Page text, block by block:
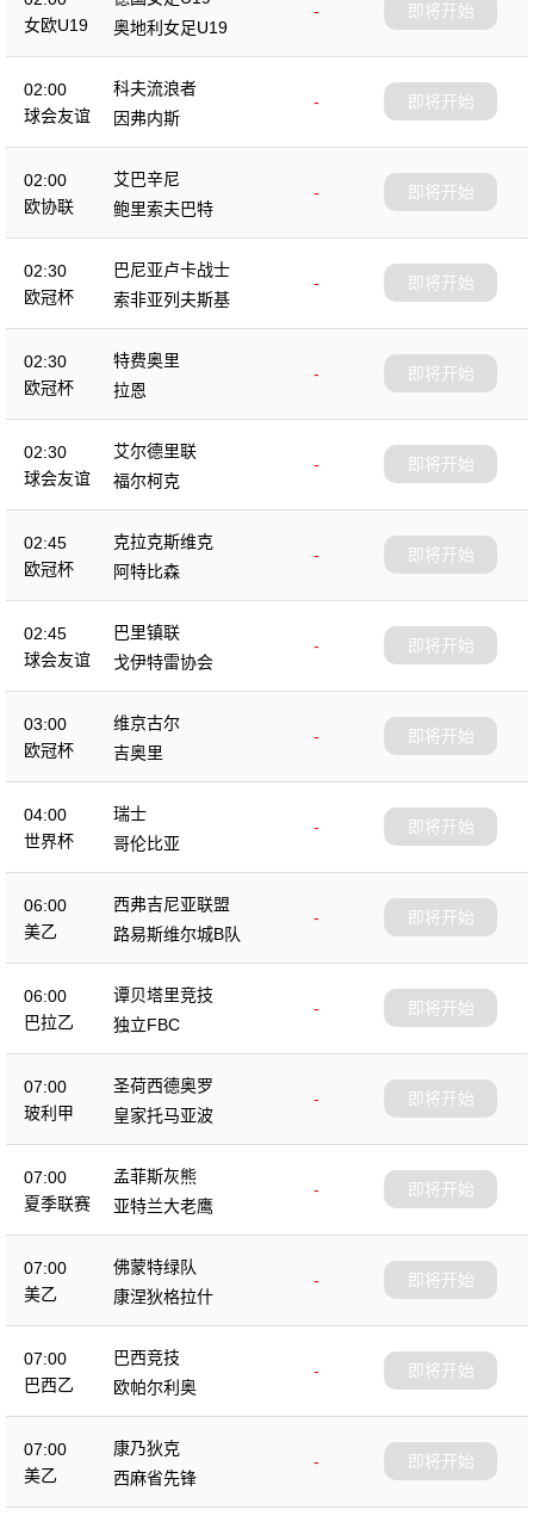
女欧U19
-
奥地利女足U19
即将开始
02:00
球会友谊
科夫流浪者
-
因弗内斯
即将开始
02:00
欧协联
艾巴辛尼
-
鲍里索夫巴特
即将开始
02:30
欧冠杯
巴尼亚卢卡战士
-
索非亚列夫斯基
即将开始
02:30
欧冠杯
特费奥里
-
拉恩
即将开始
02:30
球会友谊
艾尔德里联
-
福尔柯克
即将开始
02:45
欧冠杯
克拉克斯维克
-
阿特比森
即将开始
02:45
球会友谊
巴里镇联
-
戈伊特雷协会
即将开始
03:00
欧冠杯
维京古尔
-
吉奥里
即将开始
04:00
世界杯
瑞士
-
哥伦比亚
即将开始
06:00
美乙
西弗吉尼亚联盟
-
路易斯维尔城B队
即将开始
06:00
巴拉乙
谭贝塔里竞技
-
独立FBC
即将开始
07:00
玻利甲
圣荷西德奥罗
-
皇家托马亚波
即将开始
07:00
夏季联赛
孟菲斯灰熊
-
亚特兰大老鹰
即将开始
07:00
美乙
佛蒙特绿队
-
康涅狄格拉什
即将开始
07:00
巴西乙
巴西竞技
-
欧帕尔利奥
即将开始
07:00
美乙
康乃狄克
-
西麻省先锋
即将开始